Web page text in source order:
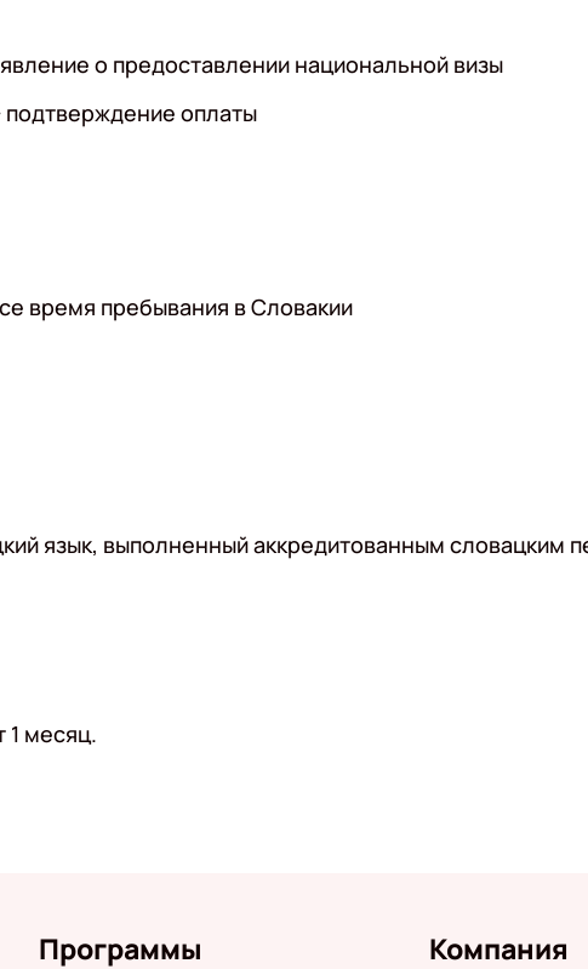
о предоставлении национальной визы
подтверждение оплаты
время пребывания в Словакии
язык, выполненный аккредитованным словацким
1 месяц.
Программы Компания